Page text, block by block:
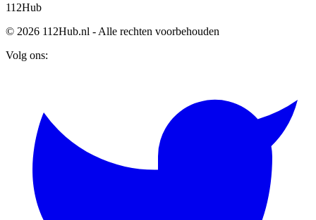
112Hub
© 2026 112Hub.nl - Alle rechten voorbehouden
Volg ons: